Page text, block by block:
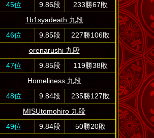
45位
9.86段
233勝67敗
1b1syadeath 九段
46位
9.85段
227勝106敗
orenarushi 九段
47位
9.85段
119勝38敗
Homeliness 九段
48位
9.84段
235勝127敗
MISUtomohiro 九段
49位
9.84段
50勝20敗